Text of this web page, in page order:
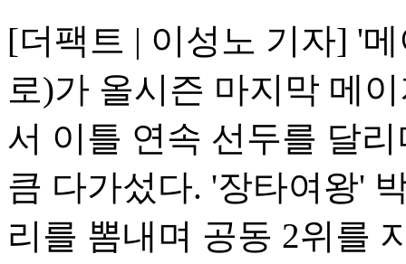
[더팩트 | 이성노 기자] '
로)가 올시즌 마지막 메
서 이틀 연속 선두를 달
큼 다가섰다. '장타여왕'
리를 뽐내며 공동 2위를